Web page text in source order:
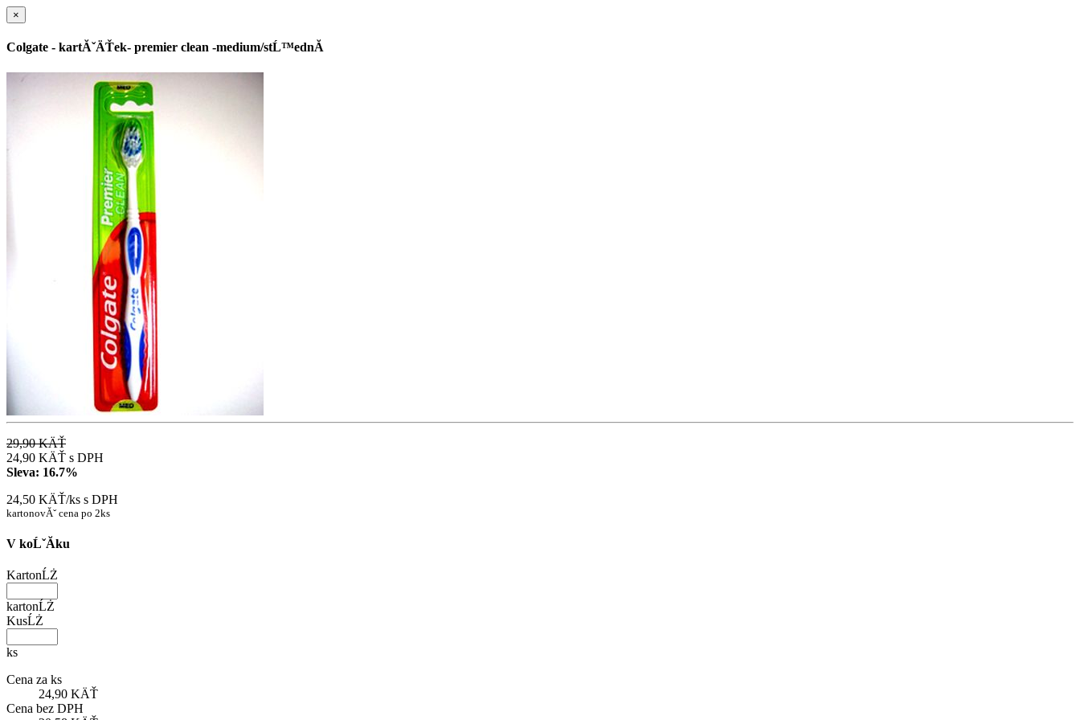
×
Colgate - kartĂˇÄŤek- premier clean -medium/stĹ™ednĂ­
29,90 KÄŤ
24,90 KÄŤ s DPH
Sleva: 16.7%
24,50 KÄŤ/ks s DPH
kartonovĂˇ cena po 2ks
V koĹˇĂ­ku
KartonĹŻ
kartonĹŻ
KusĹŻ
ks
Cena za ks
24,90 KÄŤ
Cena bez DPH